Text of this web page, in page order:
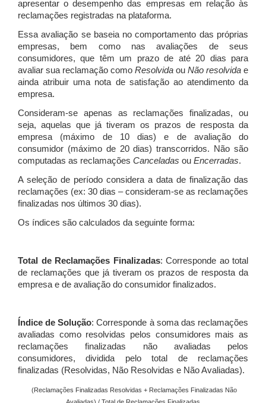
apresentar o desempenho das empresas em relação às
reclamações registradas na plataforma.
Essa avaliação se baseia no comportamento das próprias
empresas, bem como nas avaliações de seus
consumidores, que têm um prazo de até 20 dias para
avaliar sua reclamação como Resolvida ou Não resolvida e
ainda atribuir uma nota de satisfação ao atendimento da
empresa.
Consideram-se apenas as reclamações finalizadas, ou
seja, aquelas que já tiveram os prazos de resposta da
empresa (máximo de 10 dias) e de avaliação do
consumidor (máximo de 20 dias) transcorridos. Não são
computadas as reclamações Canceladas ou Encerradas.
A seleção de período considera a data de finalização das
reclamações (ex: 30 dias – consideram-se as reclamações
finalizadas nos últimos 30 dias).
Os índices são calculados da seguinte forma:
Total de Reclamações Finalizadas: Corresponde ao total
de reclamações que já tiveram os prazos de resposta da
empresa e de avaliação do consumidor finalizados.
Índice de Solução: Corresponde à soma das reclamações
avaliadas como resolvidas pelos consumidores mais as
reclamações finalizadas não avaliadas pelos
consumidores, dividida pelo total de reclamações
finalizadas (Resolvidas, Não Resolvidas e Não Avaliadas).
(Reclamações Finalizadas Resolvidas + Reclamações Finalizadas Não